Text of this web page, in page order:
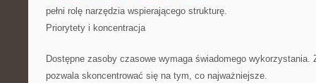
pełni rolę narzędzia wspierającego strukturę.
Priorytety i koncentracja
Dostępne zasoby czasowe wymaga świadomego wykorzystania.
pozwala skoncentrować się na tym, co najważniejsze.